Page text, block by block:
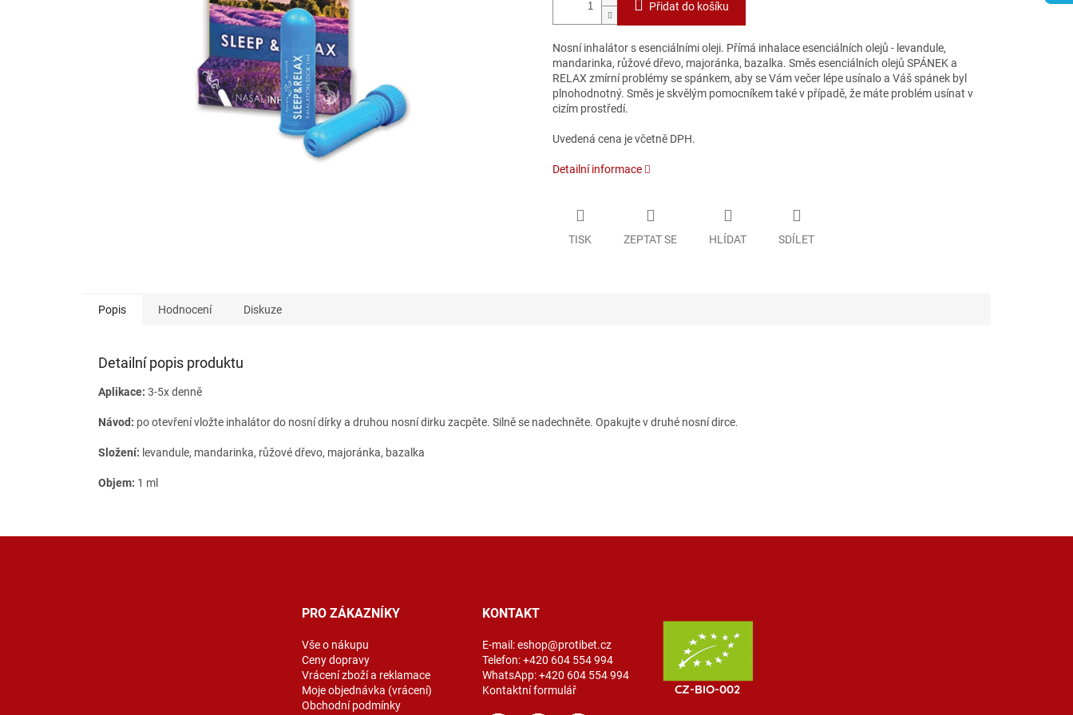
Přidat do košíku
Nosní inhalátor s esenciálními oleji. Přímá inhalace esenciálních olejů - levandule,
mandarinka, růžové dřevo, majoránka, bazalka. Směs esenciálních olejů SPÁNEK a
RELAX zmírní problémy se spánkem, aby se Vám večer lépe usínalo a Váš spánek byl
plnohodnotný. Směs je skvělým pomocníkem také v případě, že máte problém usínat v
cizím prostředí.
Uvedená cena je včetně DPH.
Detailní informace
TISK ZEPTAT SE HLÍDAT SDÍLET
Popis Hodnocení Diskuze
Detailní popis produktu
Aplikace: 3-5x denně
Návod: po otevření vložte inhalátor do nosní dírky a druhou nosní dirku zacpěte. Silně se nadechněte. Opakujte v druhé nosní dirce.
Složení: levandule, mandarinka, růžové dřevo, majoránka, bazalka
Objem: 1 ml
PRO ZÁKAZNÍKY
Vše o nákupu
Ceny dopravy
Vrácení zboží a reklamace
Moje objednávka (vrácení)
Obchodní podmínky
KONTAKT
E-mail:eshop@protibet.cz
Telefon:+420 604 554 994
WhatsApp:+420 604 554 994
Kontaktní formulář